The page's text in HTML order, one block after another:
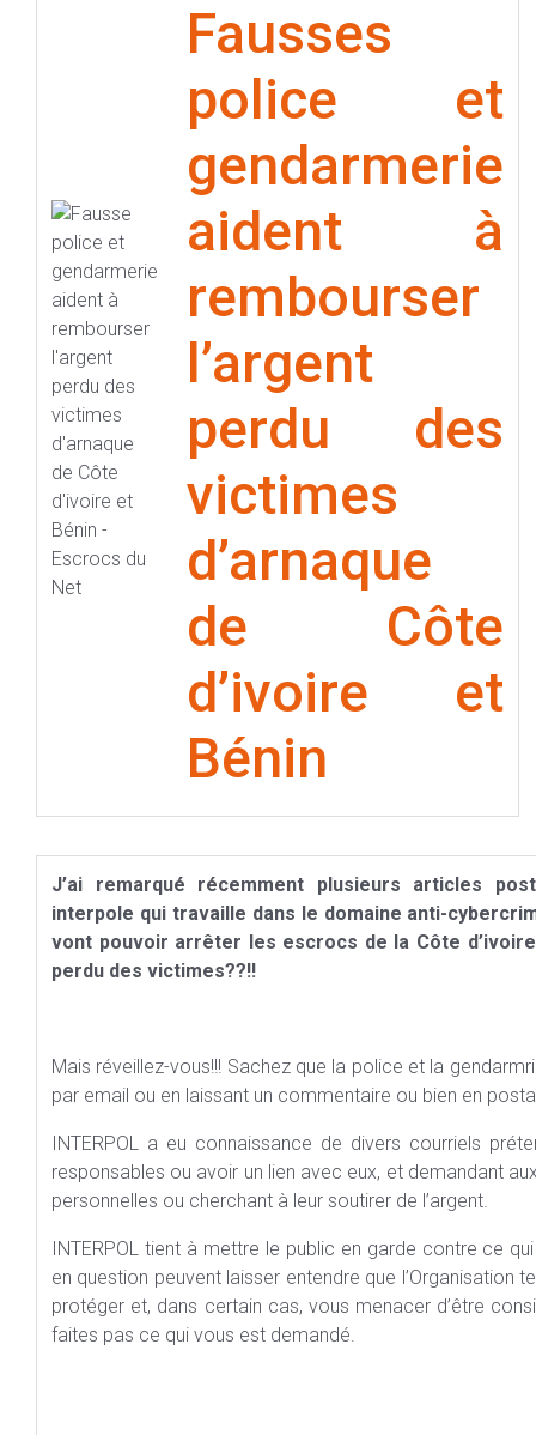
Fausses
police et
gendarmerie
aident à
rembourser
l’argent
perdu des
victimes
d’arnaque
de Côte
d’ivoire et
Bénin
J’ai remarqué récemment plusieurs articles
interpole qui travaille dans le domaine anti-
vont pouvoir arrêter les escrocs de la Côte
perdu des victimes??!!
Mais réveillez-vous!!! Sachez que la police et la
par email ou en laissant un commentaire ou bien en
INTERPOL a eu connaissance de divers courriels
responsables ou avoir un lien avec eux, et demandant
personnelles ou cherchant à leur soutirer de l’argent.
INTERPOL tient à mettre le public en garde contre ce
en question peuvent laisser entendre que
protéger et, dans certain cas, vous menacer d’être
faites pas ce qui vous est demandé.